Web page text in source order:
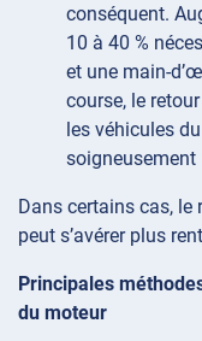
conséquent.
10 à 40 %
et une main-
course, le
les véhicules
soigneusement
Dans certains cas,
peut s’avérer plus
Principales
du moteur